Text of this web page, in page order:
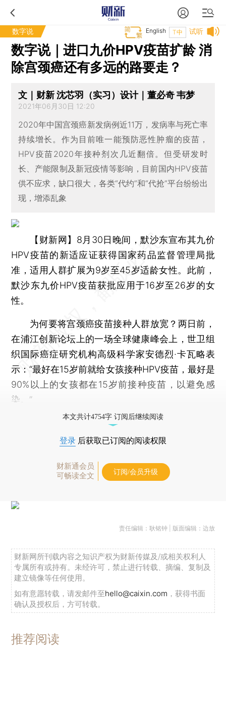
数字说 试听
T中
English
数字说｜进口九价HPV疫苗扩龄 消
除宫颈癌还有多远的路要走？
文｜财新 沈芯羽（实习）设计｜董必奇 韦梦
2021年06月30日 12:20
2020年中国宫颈癌新发病例近11万，发病率与死亡率
持续增长。作为目前唯一能预防恶性肿瘤的疫苗，
HPV疫苗2020年接种剂次几近翻倍。但受研发时
长、产能限制及新冠疫情等影响，目前国内HPV疫苗
供不应求，缺口很大，各类“代约”和“代抢”平台纷纷出
现，增添乱象
【财新网】 8月30日晚间，默沙东宣布其九价
HPV疫苗的新适应证获得国家药品监督管理局批
准，适用人群扩展为9岁至45岁适龄女性。此前，
默沙东九价HPV疫苗获批应用于16岁至26岁的女
性。
为何要将宫颈癌疫苗接种人群放宽？两日前，
在浦江创新论坛上的一场全球健康峰会上，世卫组
织国际癌症研究机构高级科学家安德烈·卡瓦略表
示：“最好在15岁前就给女孩接种HPV疫苗，最好是
90%以上的女孩都在15岁前接种疫苗，以避免感
染。”
本文共计4754字 订阅后继续阅读
登录 后获取已订阅的阅读权限
财新通会员
可畅读全文
订阅/会员升级
责任编辑：耿铭钟 | 版面编辑：边放
财新网所刊载内容之知识产权为财新传媒及/或相关权利人
专属所有或持有。未经许可，禁止进行转载、摘编、复制及
建立镜像等任何使用。
如有意愿转载，请发邮件至hello@caixin.com ，获得书面
确认及授权后，方可转载。
推荐阅读